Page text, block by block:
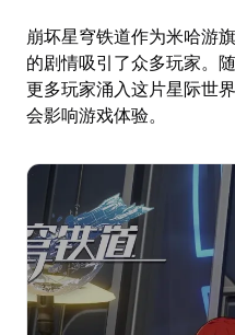
崩坏星穹铁道作为米哈游
的剧情吸引了众多玩家。
更多玩家涌入这片星际世
会影响游戏体验。